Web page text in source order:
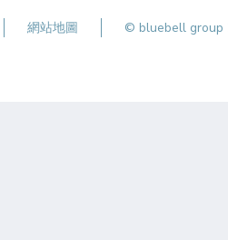
網站地圖 © bluebell group